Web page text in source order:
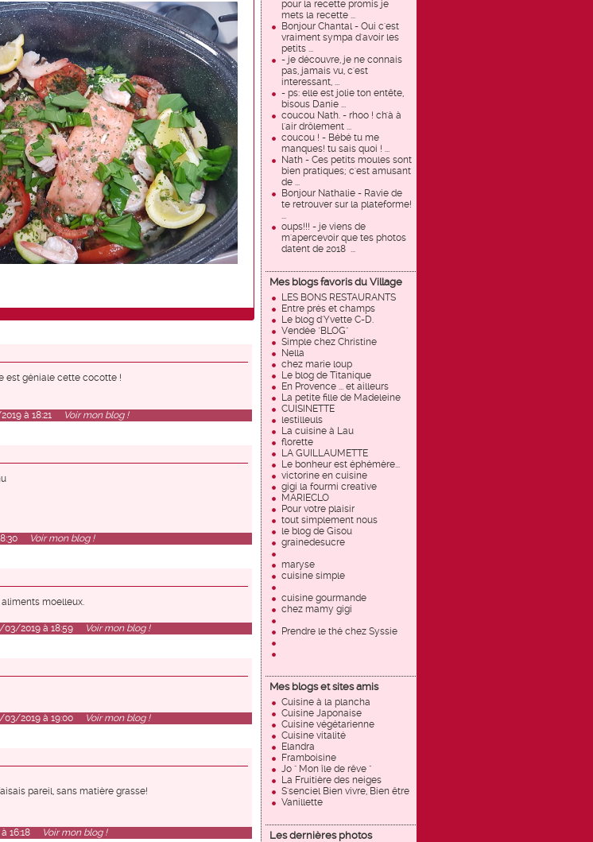
pour la recette promis je
mets la recette ...
Bonjour Chantal - Oui c'est
vraiment sympa d'avoir les
petits ...
- je découvre, je ne connais
pas, jamais vu, c'est
interessant, ...
- ps: elle est jolie ton entête,
bisous Danie ...
coucou Nath. - rhoo ! ch'à à
l'air drôlement ...
coucou ! - Bébé tu me
manques! tu sais quoi ! ...
Nath - Ces petits moules sont
bien pratiques; c'est amusant
de ...
Bonjour Nathalie - Ravie de
te retrouver sur la plateforme!
...
oups!!! - je viens de
m'apercevoir que tes photos
datent de 2018 ...
Mes blogs favoris du Village
LES BONS RESTAURANTS
Entre prés et champs
Le blog d'Yvette C-D.
Vendée "BLOG"
Simple chez Christine
Nella
chez marie loup
Le blog de Titanique
En Provence ... et ailleurs
La petite fille de Madeleine
CUISINETTE
lestilleuls
La cuisine à Lau
florette
LA GUILLAUMETTE
Le bonheur est éphémère...
victorine en cuisine
gigi la fourmi creative
MARIECLO
Pour votre plaisir
tout simplement nous
le blog de Gisou
grainedesucre
maryse
cuisine simple
cuisine gourmande
chez mamy gigi
Prendre le thé chez Syssie
Mes blogs et sites amis
Cuisine à la plancha
Cuisine Japonaise
Cuisine végétarienne
Cuisine vitalité
Elandra
Framboisine
Jo " Mon île de rêve "
La Fruitière des neiges
S'senciel Bien vivre, Bien être
Vanillette
Les dernières photos
est géniale cette cocotte !
à 18:21 Voir mon blog !
Voir mon blog !
moelleux.
2019 à 18:59 Voir mon blog !
2019 à 19:00 Voir mon blog !
pareil, sans matière grasse!
Voir mon blog !